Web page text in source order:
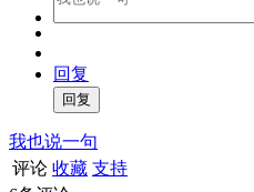
回复
我也说一句
评论 收藏 支持